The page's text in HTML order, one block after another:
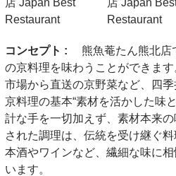
コンセプト :
熊魚菴たん熊北店
の京料理を味わうことができま
市場から直送の京野菜など、四季
京料理の基本“素材を活かした味
計な手を一切加えず、素材本来
された調理は、伝統を受け継ぐ
本酒やワインなど、繊細な味に
います。